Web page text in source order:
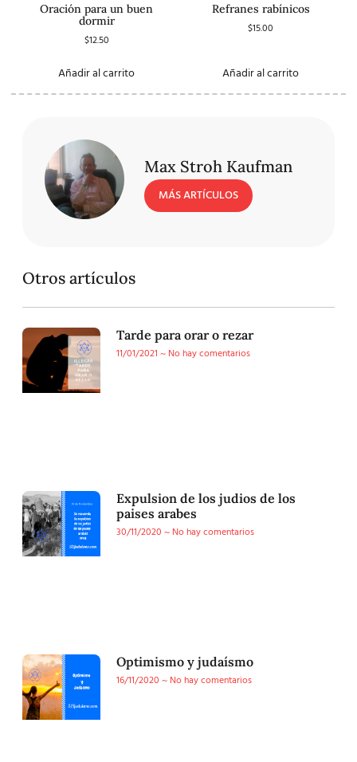
Oración para un buen
dormir
$12.50
Añadir al carrito
Refranes rabínicos
$15.00
Añadir al carrito
Max Stroh Kaufman
MÁS ARTÍCULOS
Otros artículos
Tarde para orar o rezar
11/01/2021
No hay comentarios
Expulsion de los judios de los
paises arabes
30/11/2020
No hay comentarios
Optimismo y judaísmo
16/11/2020
No hay comentarios